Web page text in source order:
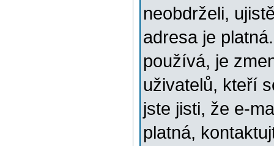
neobdrželi,
adresa je
používá, je
uživatelů, kteří
jste jisti, že e-
platná,